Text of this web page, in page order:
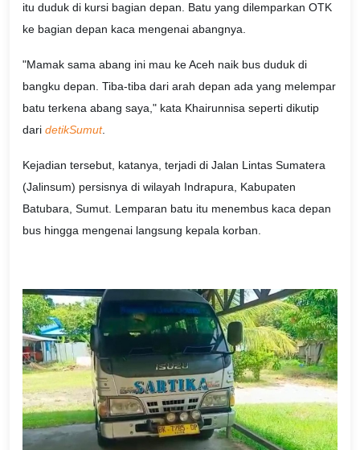
itu duduk di kursi bagian depan. Batu yang dilemparkan OTK
ke bagian depan kaca mengenai abangnya.
"Mamak sama abang ini mau ke Aceh naik bus duduk di
bangku depan. Tiba-tiba dari arah depan ada yang melempar
batu terkena abang saya," kata Khairunnisa seperti dikutip
dari detikSumut.
Kejadian tersebut, katanya, terjadi di Jalan Lintas Sumatera
(Jalinsum) persisnya di wilayah Indrapura, Kabupaten
Batubara, Sumut. Lemparan batu itu menembus kaca depan
bus hingga mengenai langsung kepala korban.